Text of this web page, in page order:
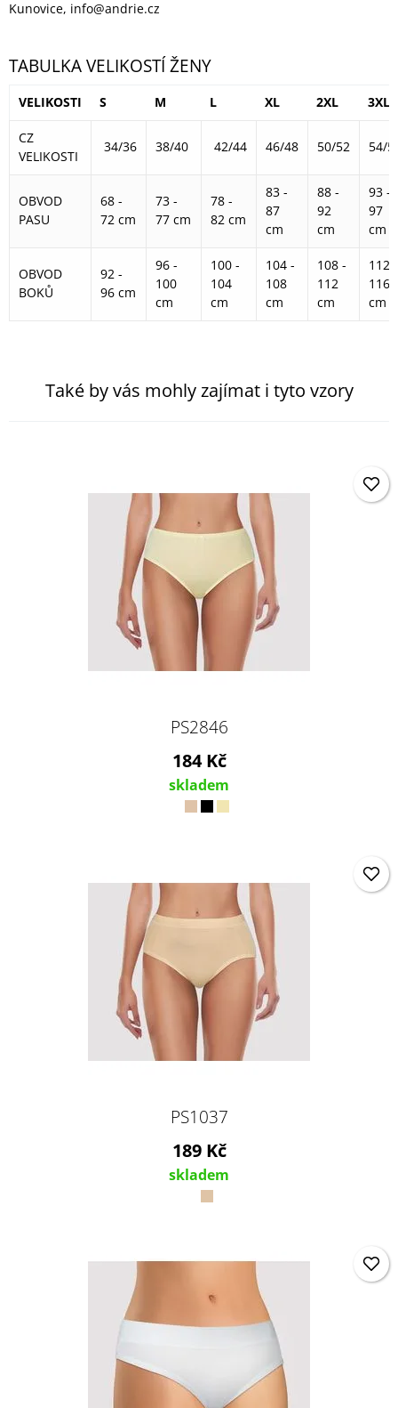
Kunovice, info@andrie.cz
TABULKA VELIKOSTÍ ŽENY
VELIKOSTI S M L XL 2XL 3XL
CZ
VELIKOSTI
34/36 38/40 42/44 46/48 50/52 54/
OBVOD
PASU
68 -
72 cm
73 -
77 cm
78 -
82 cm
83 -
87
cm
88 -
92
cm
93 -
97
cm
OBVOD
BOKŮ
92 -
96 cm
96 -
100
cm
100 -
104
cm
104 -
108
cm
108 -
112
cm
112 -
116
cm
Také by vás mohly zajímat i tyto vzory
PS2846
184 Kč
skladem
PS1037
189 Kč
skladem